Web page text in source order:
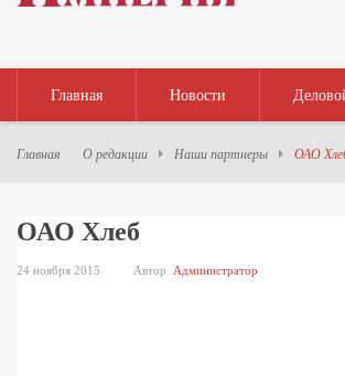
Главная Новости
Главная О редакции Наши партнеры ОАО
ОАО Хлеб
24 ноября 2015 Автор Администратор